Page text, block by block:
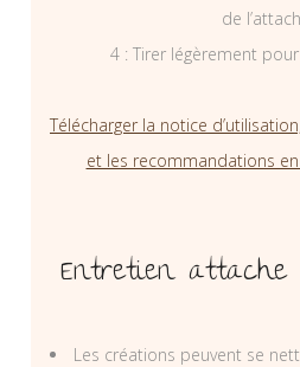
de
4 : Tirer légèrement
Télécharger la notice
et les recommandations
Entretien attache
Les créations peuvent se